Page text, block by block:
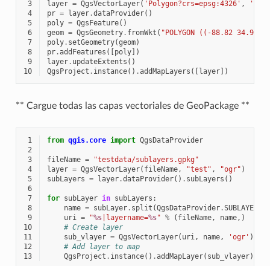
3 layer = QgsVectorLayer( 'Polygon?crs=epsg:4326' ,
4
pr = layer.dataProvider()
5
poly = QgsFeature()
6
geom = QgsGeometry. fromWkt ( "POLYGON ((-88.82
7
poly. setGeometry(geom)
8
pr.addFeatures ([poly])
9
layer. updateExtents ()
10
QgsProject . instance() .addMapLayers ([layer])
** Cargue todas las capas vectoriales de GeoPackage **
1 from qgis.core import QgsDataProvider
2
3
fileName =
"testdata/sublayers.gpkg"
4
layer = QgsVectorLayer( fileName, "test" , "ogr" )
5
subLayers = layer.dataProvider() . subLayers ()
6
7
for subLayer in subLayers :
8
name = subLayer. split (QgsDataProvider.
9
uri = "%s|layername=%s" % ( fileName, name,)
10
# Create layer
11
sub_vlayer = QgsVectorLayer( uri, name, 'ogr' )
12
# Add layer to map
13
QgsProject . instance() .addMapLayer( sub_vlayer)